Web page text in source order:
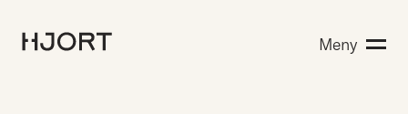
Menneskene
Meny